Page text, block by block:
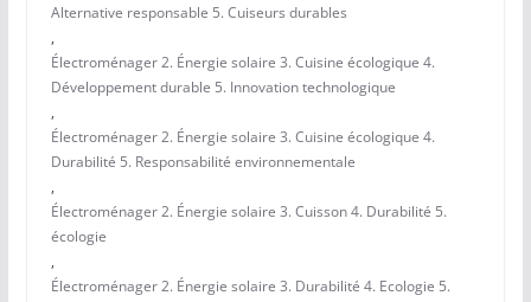
Alternative responsable 5. Cuiseurs durables
,
Électroménager 2. Énergie solaire 3. Cuisine écologique 4.
Développement durable 5. Innovation technologique
,
Électroménager 2. Énergie solaire 3. Cuisine écologique 4.
Durabilité 5. Responsabilité environnementale
,
Électroménager 2. Énergie solaire 3. Cuisson 4. Durabilité 5.
écologie
,
Électroménager 2. Énergie solaire 3. Durabilité 4. Ecologie 5.